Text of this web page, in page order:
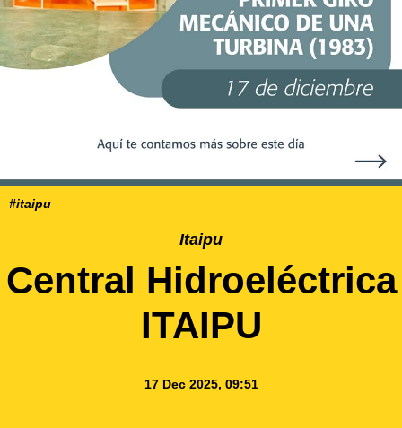
#itaipu
Itaipu
Central Hidroeléctrica
ITAIPU
17 Dec 2025, 09:51